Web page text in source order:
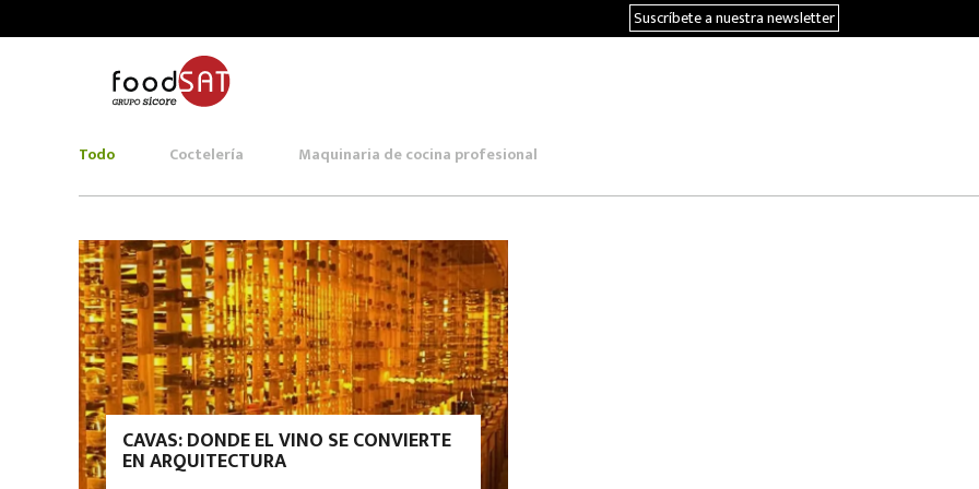
Suscríbete a nuestra newsletter
Todo Coctelería Maquinaria de cocina profesional
CAVAS: DONDE EL VINO SE CONVIERTE
EN ARQUITECTURA